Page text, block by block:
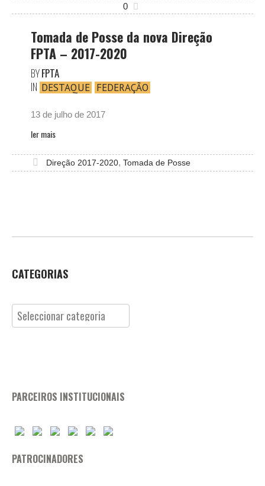
0
Tomada de Posse da nova Direção
FPTA – 2017-2020
BYFPTA
IN DESTAQUE FEDERAÇÃO
13 de julho de 2017
ler mais
Direção 2017-2020, Tomada de Posse
CATEGORIAS
Categorias
PARCEIROS INSTITUCIONAIS
PATROCINADORES